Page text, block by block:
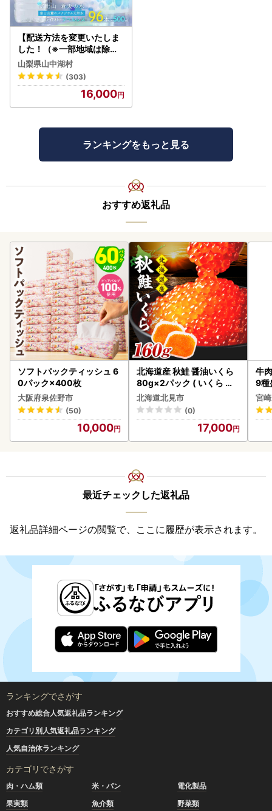
【配送方法を変更いたしま
した！（※一部地域は除く
）】＜ラベルレス＞富士山
蒼天の水 500ml×96本（４
ケース）YC001
山梨県山中湖村
(303)
16,000
ランキングをもっと見る
おすすめ返礼品
ソフトパックティッシュ 6
0パック×400枚
大阪府泉佐野市
(50)
10,000
北海道産 秋鮭 醤油いくら
80g×2パック ( いくら イ
クラ 魚卵 鮭 サケ さけ 鮭い
くら 醤油漬け パック 北海
道産 ふるさと納税 秋鮭 )【
北海道北見市
(0)
17,000
牛
9種
-
シ!!
宮
最近チェックした返礼品
返礼品詳細ページの閲覧で、ここに履歴が表示されます。
ランキングでさがす
おすすめ総合人気返礼品ランキング
カテゴリ別人気返礼品ランキング
人気自治体ランキング
カテゴリでさがす
肉・ハム類 米・パン
電化製品
果実類
魚介類
野菜類